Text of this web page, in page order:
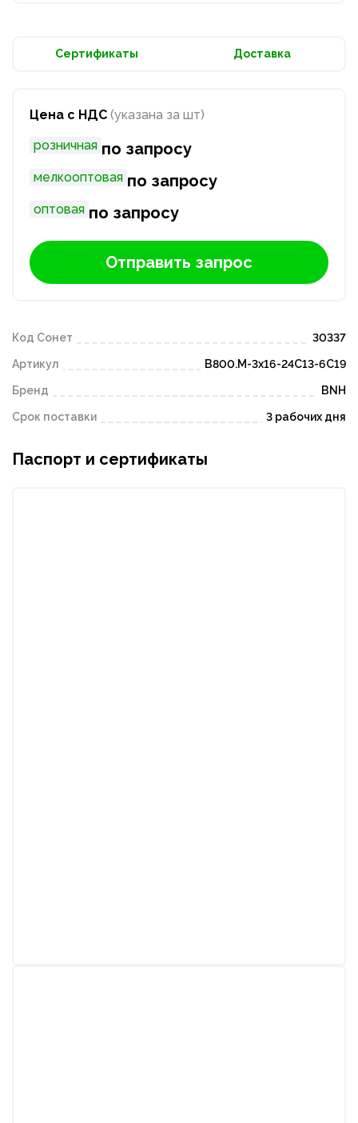
Сертификаты Доставка
Цена с НДС (указана за шт)
розничная по запросу
мелкооптовая по запросу
оптовая по запросу
Отправить запрос
Код Сонет 30337
Артикул B800.M-3x16-24C13-6C19
Бренд BNH
Срок поставки 3 рабочих дня
Паспорт и сертификаты